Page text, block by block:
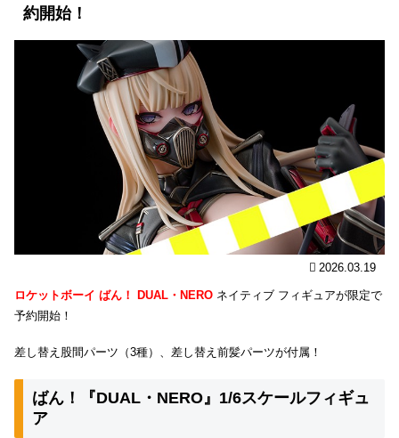
約開始！
2026.03.19
ロケットボーイ ばん！ DUAL・NERO ネイティブ フィギュアが限定で
予約開始！
差し替え股間パーツ（3種）、差し替え前髪パーツが付属！
ばん！『DUAL・NERO』1/6スケールフィギュ
ア